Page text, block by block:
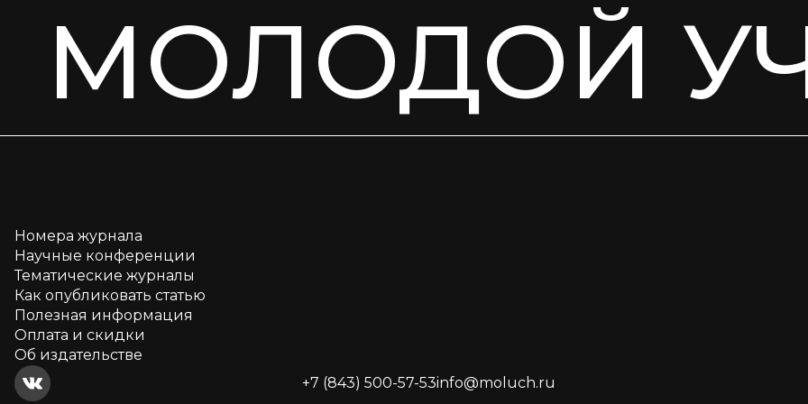
МОЛОДОЙ
Номера журнала
Научные конференции
Тематические журналы
Как опубликовать статью
Полезная информация
Оплата и скидки
Об издательстве
+7 (843) 500-57-53info@moluch.ru